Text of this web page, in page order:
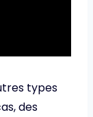
types
des